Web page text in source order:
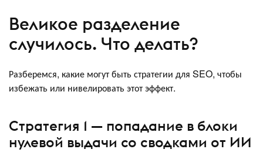
Великое разделение
случилось. Что делать?
Разберемся, какие могут быть стратегии для SEO, чтобы
избежать или нивелировать этот эффект.
Стратегия 1 — попадание в блоки
нулевой выдачи со сводками от ИИ